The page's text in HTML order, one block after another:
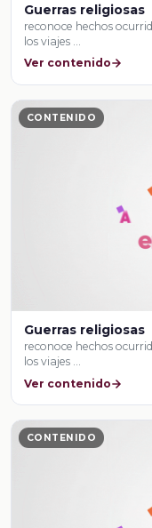
Guerras religiosas
reconoce hechos
los viajes …
Ver contenido
CONTENIDO
Guerras religiosas
reconoce hechos
los viajes …
Ver contenido
CONTENIDO